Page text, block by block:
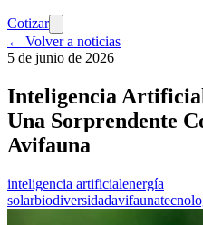
Cotizar
← Volver a noticias
5 de junio de 2026
Inteligencia
Una Sorprendente
Avifauna
inteligencia artificialenergía
solarbiodiversidadavifauna